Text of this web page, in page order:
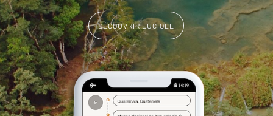
DÉCOUVRIR LUCIOLE